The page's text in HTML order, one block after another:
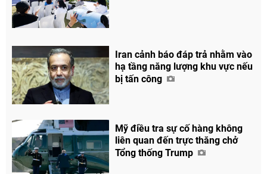
Iran cảnh báo đáp trả nhằm vào
hạ tầng năng lượng khu vực nếu
bị tấn công
Mỹ điều tra sự cố hàng không
liên quan đến trực thăng chở
Tổng thống Trump